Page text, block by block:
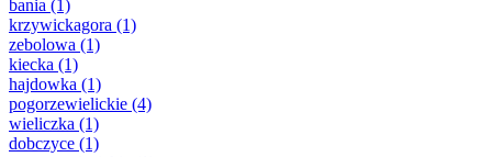
bania (1)
krzywickagora (1)
zebolowa (1)
kiecka (1)
hajdowka (1)
pogorzewielickie (4)
wieliczka (1)
dobczyce (1)